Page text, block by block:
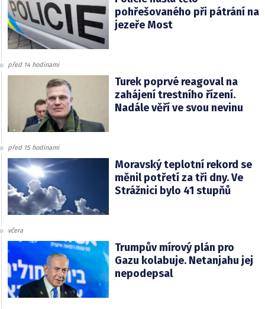
pohřešovaného při pátrání na
jezeře Most
před 14 hodinami
Turek poprvé reagoval na
zahájení trestního řízení.
Nadále věří ve svou nevinu
před 15 hodinami
Moravský teplotní rekord se
měnil potřetí za tři dny. Ve
Strážnici bylo 41 stupňů
včera
Trumpův mírový plán pro
Gazu kolabuje. Netanjahu jej
nepodepsal